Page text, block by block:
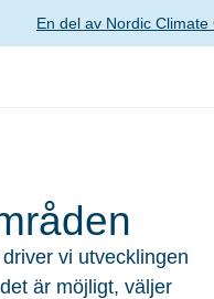
En del av Nordic Climate
vi utvecklingen
är möjligt, väljer